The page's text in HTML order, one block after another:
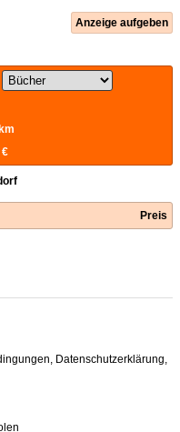
Anzeige aufgeben
€
Preis
, Datenschutzerklärung,